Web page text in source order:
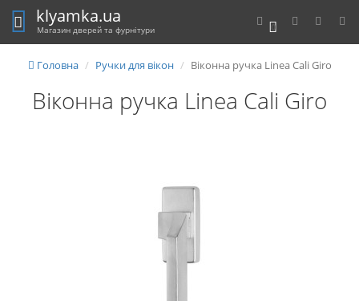
0
klyamka.ua
Магазин дверей та фурнітури
Головна Ручки для вікон Віконна ручка Linea Cali Giro
Віконна ручка Linea Cali Giro